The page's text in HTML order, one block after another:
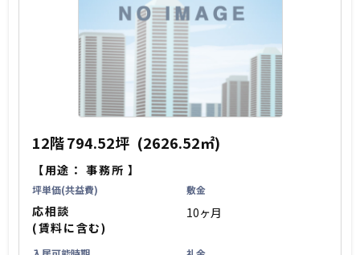
12階794.52坪 (2626.52㎡)
【用途：事務所 】
坪単価(共益費)
応相談
(賃料に含む)
敷金
10ヶ月